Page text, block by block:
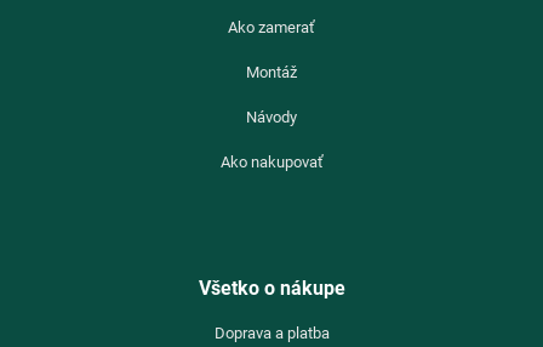
Ako zamerať
Montáž
Návody
Ako nakupovať
Všetko o nákupe
Doprava a platba